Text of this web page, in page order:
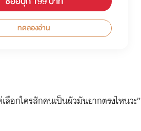
ทดลองอ่าน
ลือกใครสักคนเป็นผัวมันยากตรงไหนวะ”